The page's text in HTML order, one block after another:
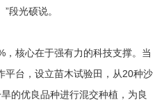
段光硕说。
核心在于强有力的科技支撑。当
平台，设立苗木试验田，从20种沙
的优良品种进行混交种植，为良